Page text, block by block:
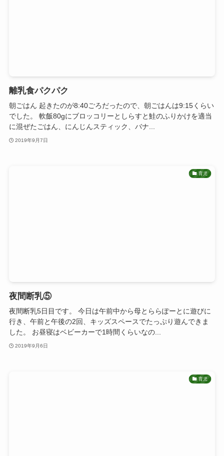
離乳食パクパク
朝ごはん 起きたのが8:40ごろだったので、朝ごはんは9:15くらい
でした。 軟飯80gにブロッコリーとしらすと鮭のふりかけを適当
に混ぜたごはん、にんじんスティック、バナ...
2019年9月7日
育児
夜間断乳⑤
夜間断乳5日目です。 今日は午前中から母とららぽーとに遊びに
行き、午前と午後の2回、キッズスペースでたっぷり遊んできま
した。 お昼寝はベビーカーで1時間くらいなの...
2019年9月6日
育児